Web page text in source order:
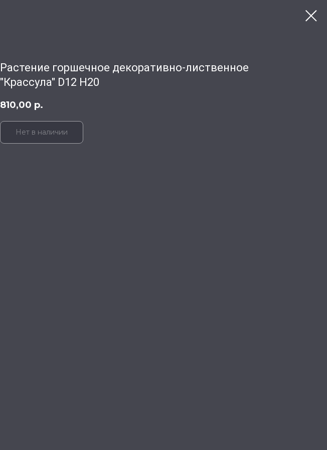
Растение горшечное декоративно-лиственное
"Крассула" D12 H20
810,00 р.
Нет в наличии